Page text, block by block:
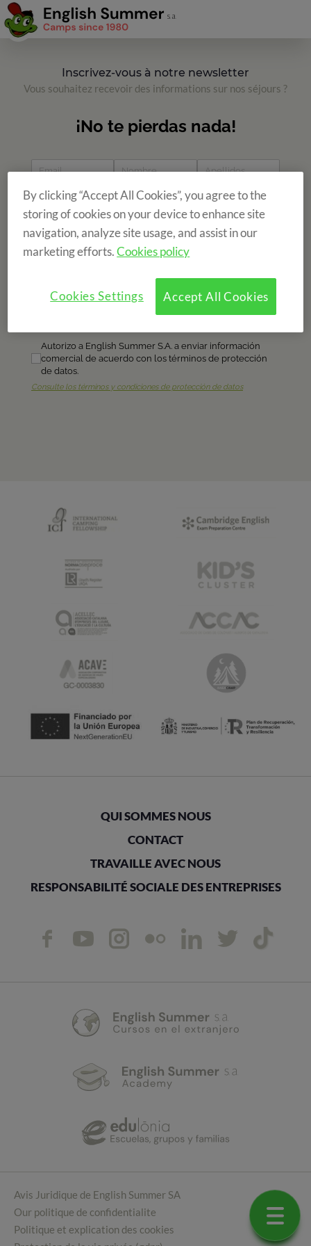
Inscrivez-vous à notre newsletter
Vous souhaitez recevoir des informations sur nos séjours ?
QUI SOMMES NOUS
CONTACT
TRAVAILLE AVEC NOUS
RESPONSABILITÉ SOCIALE DES ENTREPRISES
Avis Juridique de English Summer SA
Our politique de confidentialite
Politique et explication des cookies
By clicking “Accept All Cookies”, you agree to the
storing of cookies on your device to enhance site
navigation, analyze site usage, and assist in our
marketing efforts.Cookies policy
Accept All Cookies
Cookies Settings